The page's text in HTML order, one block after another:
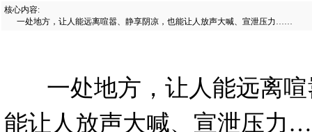
核心内容:
一处地方，让人能远离喧嚣、静享阴凉，也能让人放声大喊、宣泄压力……
一处地方，让人能远离喧
能让人放声大喊、宣泄压